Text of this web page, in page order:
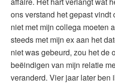
ons verstand het gepast vindt
niet met mijn collega moeten
steeds met mijn ex aan het
niet was gebeurd, zou het de
beëindigen van mijn relatie
veranderd. Vier jaar later ben